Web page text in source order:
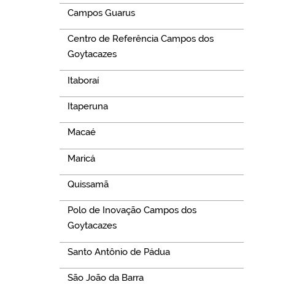
Campos Guarus
Centro de Referência Campos dos
Goytacazes
Itaboraí
Itaperuna
Macaé
Maricá
Quissamã
Polo de Inovação Campos dos
Goytacazes
Santo Antônio de Pádua
São João da Barra